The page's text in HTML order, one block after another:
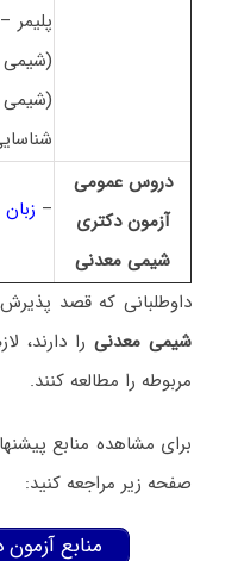
دروس عمومی
آزمون دکتری
شیمی معدنی
–
داوطلبانی که قصد
شیمی معدنیرا دارند،
مربوطه را مطالعه کنند.
برای مشاهده منابع
صفحه زیر مراجعه کنید:
منابع